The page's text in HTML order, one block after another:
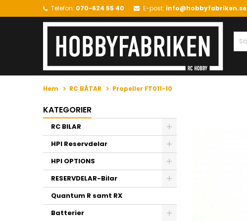
Telefon: 070-624 55 40 E-post: info@hobbyfabriken.se
Hem RC BÅTAR Propeller FT011-10
KATEGORIER
RC BILAR
HPI Reservdelar
HPI OPTIONS
RESERVDELAR-Bilar
Quantum R samt RX
Batterier